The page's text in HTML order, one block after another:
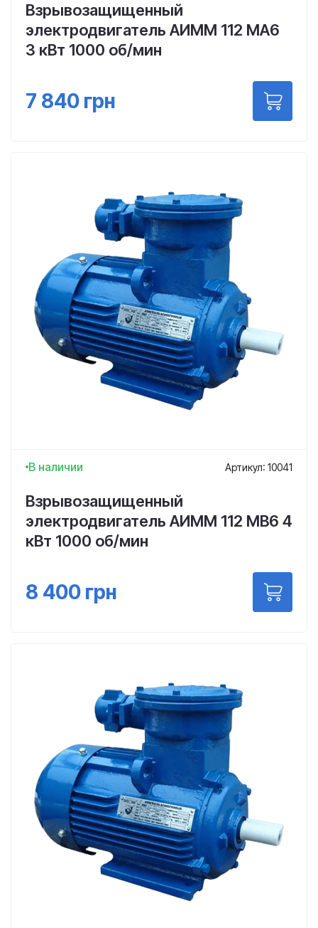
Взрывозащищенный
электродвигатель АИММ 112 МА6
3 кВт 1000 об/мин
7 840 грн
В наличии Артикул: 10041
Взрывозащищенный
электродвигатель АИММ 112 МВ6 4
кВт 1000 об/мин
8 400 грн